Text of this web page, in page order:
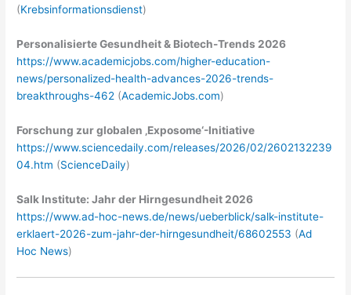
(Krebsinformationsdienst)
Personalisierte Gesundheit & Biotech-Trends 2026
https://www.academicjobs.com/higher-education-
news/personalized-health-advances-2026-trends-
breakthroughs-462 (AcademicJobs.com)
Forschung zur globalen ‚Exposome‘-Initiative
https://www.sciencedaily.com/releases/2026/02/2602132239
04.htm (ScienceDaily)
Salk Institute: Jahr der Hirngesundheit 2026
https://www.ad-hoc-news.de/news/ueberblick/salk-institute-
erklaert-2026-zum-jahr-der-hirngesundheit/68602553 (Ad
Hoc News)